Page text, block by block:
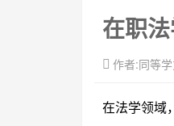
在职
作者:同等
在法学领域